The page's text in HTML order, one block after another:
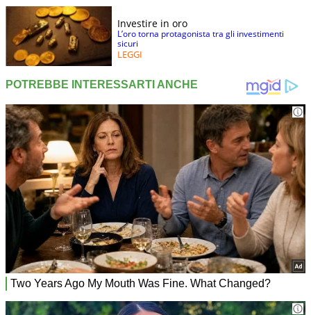
Investire in oro
L’oro torna protagonista tra gli investimenti
sicuri
LEGGI